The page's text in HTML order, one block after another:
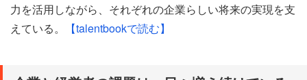
力を活用しながら、それぞれの企業らしい将来の実現を支
えている。
【talentbookで読む】